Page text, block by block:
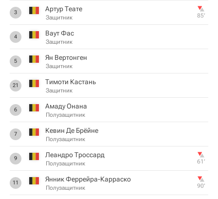
3 Артур Теате
Защитник 85‎’‎
4 Ваут Фас
Защитник
5 Ян Вертонген
Защитник
21 Тимоти Кастань
Защитник
6 Амаду Онана
Полузащитник
7 Кевин Де Брёйне
Полузащитник
9 Леандро Троссард
Полузащитник 61‎’‎
11 Янник Феррейра-Карраско
Полузащитник 90‎’‎